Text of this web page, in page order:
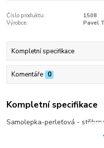
Číslo produktu:
1508
Výrobce:
Pavel
Kompletní specifikace
Komentáře 0
Kompletní specifikace
Samolepka-perleťová -